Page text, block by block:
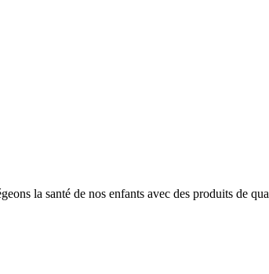
la santé de nos enfants avec des produits de